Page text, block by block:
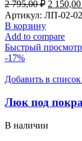
2 795,00₽ 2 150,00
Артикул: ЛП-02-
В корзину
Add to compare
Быстрый просмотр
-17%
Добавить в
Люк под
В наличии